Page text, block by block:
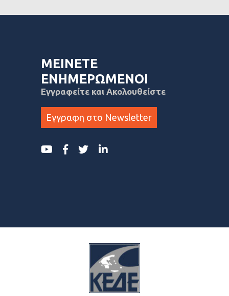
ΜΕΙΝΕΤΕ
ΕΝΗΜΕΡΩΜΕΝΟΙ
Εγγραφείτε και Ακολουθείστε
Εγγραφη στο Newsletter